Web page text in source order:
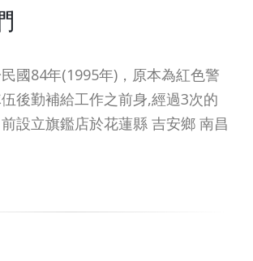
國84年(1995年)，原本為紅色警
後勤補給工作之前身,經過3次的
設立旗鑑店於花蓮縣 吉安鄉 南昌